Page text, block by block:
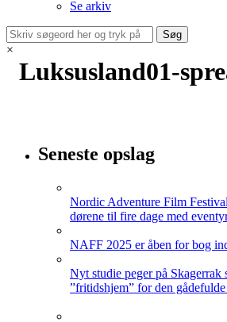
Se arkiv
×
Luksusland01-
Seneste opslag
Nordic Adventure Film
dørene til fire dage med
NAFF 2025 er åben for bog
Nyt studie peger på Skagerrak
”fritidshjem” for den